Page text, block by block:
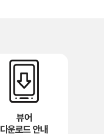
뷰어
다운로드 안내